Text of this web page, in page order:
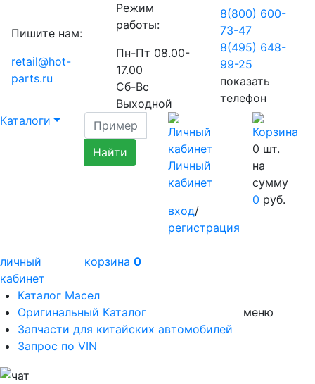
Пишите нам:
retail@hot-
parts.ru
Режим
работы:
Пн-Пт 08.00-
17.00
Сб-Вс
Выходной
8(800) 600-
73-47
8(495) 648-
99-25
показать
телефон
Каталоги
Личный
кабинет
вход/
регистрация
0 шт.
на
сумму
0 руб.
личный
кабинет
корзина 0
Каталог Масел
Оригинальный Каталог
Запчасти для китайских автомобилей
Запрос по VIN
меню